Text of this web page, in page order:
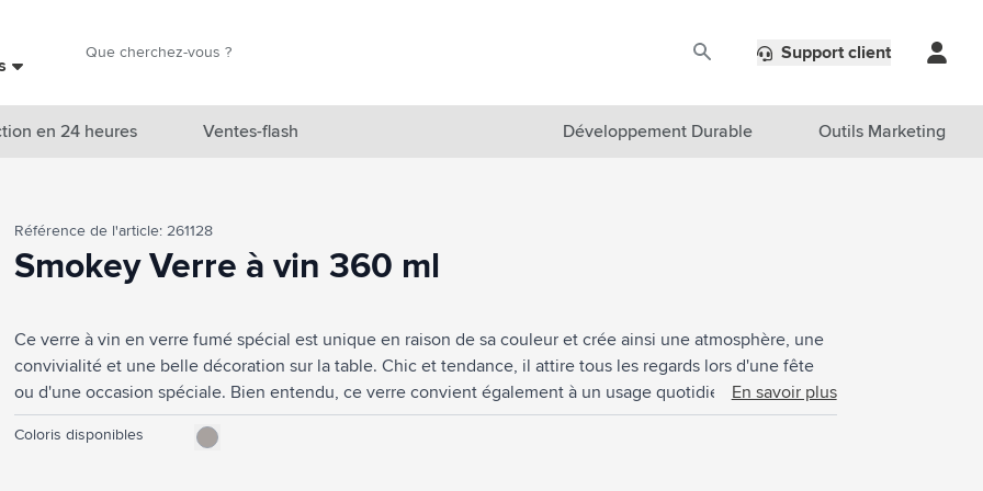
Marques
Thèmes
Accessoires boissons
Sacs & Voyage
Cuisiner & Vivre
Produits de soin
Support client
en 24 heures Ventes-flash Développement Durable Outils Marketing
Référence de l'article: 261128
Smokey Verre à vin 360 ml
Ce verre à vin en verre fumé spécial est unique en raison de sa couleur et crée ainsi une atmosphère, une
convivialité et une belle décoration sur la table. Chic et tendance, il attire tous les regards lors d'une fête
ou d'une occasion spéciale. Bien entendu, ce verre convient également à un usage quotidien. Emballé par
4 pièces. Capacité 360 ml.
En savoir plus
Coloris disponibles